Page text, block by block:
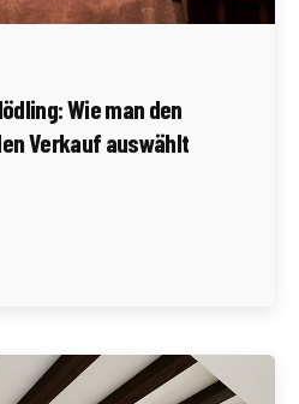
Wie man den
Verkauf auswählt